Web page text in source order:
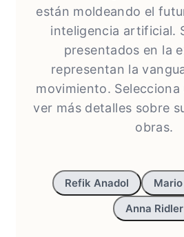
están moldeando el
inteligencia artificial.
presentados en la
representan la
movimiento.
ver más detalles sobre
obras.
Refik Anadol
Anna Ridler